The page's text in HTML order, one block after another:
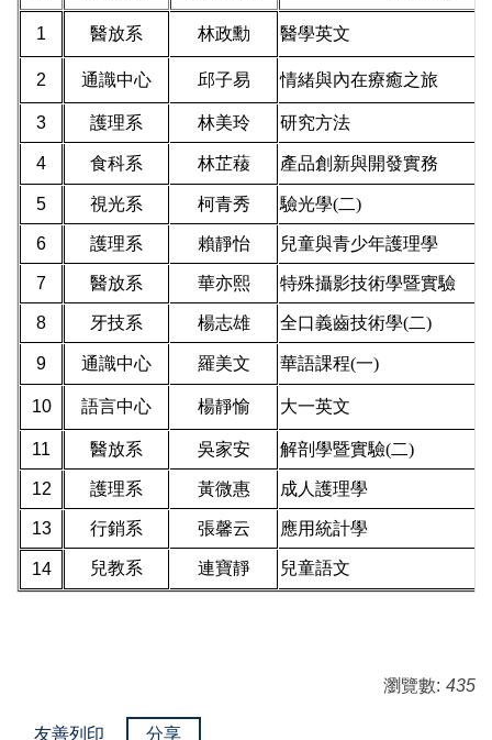
1 醫放系 林政勳 醫學英文
2 通識中心 邱子易 情緒與內在療癒之旅
3 護理系 林美玲 研究方法
4 食科系 林芷薐 產品創新與開發實務
5 視光系 柯青秀 驗光學(二)
6 護理系 賴靜怡 兒童與青少年護理學
7 醫放系 華亦熙 特殊攝影技術學暨實驗
8 牙技系 楊志雄 全口義齒技術學(二)
9 通識中心 羅美文 華語課程(一)
10 語言中心 楊靜愉 大一英文
11 醫放系 吳家安 解剖學暨實驗(二)
12 護理系 黃微惠 成人護理學
13 行銷系 張馨云 應用統計學
14 兒教系 連寶靜 兒童語文
瀏覽數: 435
友善列印 分享